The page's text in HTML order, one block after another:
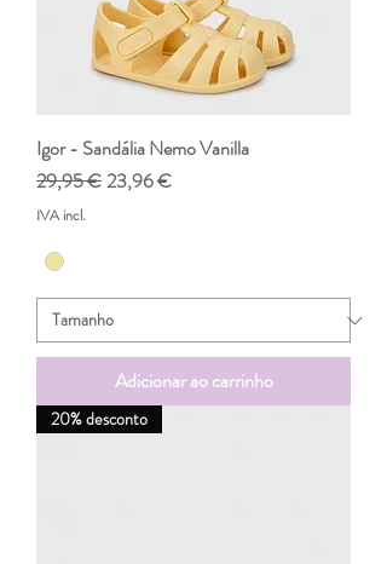
Igor - Sandália Nemo Vanilla
Preço normal
29,95 €Preço promocional
23,96 €
IVA incl.
Adicionar ao carrinho
20% desconto